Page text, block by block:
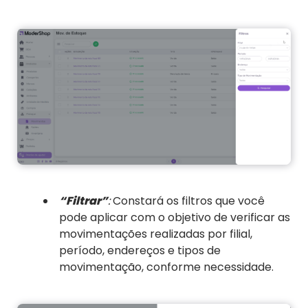
“Filtrar”:Constará os filtros que você
pode aplicar com o objetivo de verificar as
movimentações realizadas por filial,
período, endereços e tipos de
movimentação, conforme necessidade.